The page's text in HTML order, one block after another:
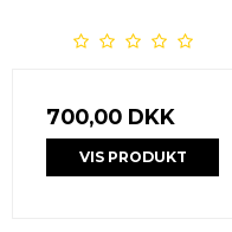
700,00 DKK
VIS PRODUKT